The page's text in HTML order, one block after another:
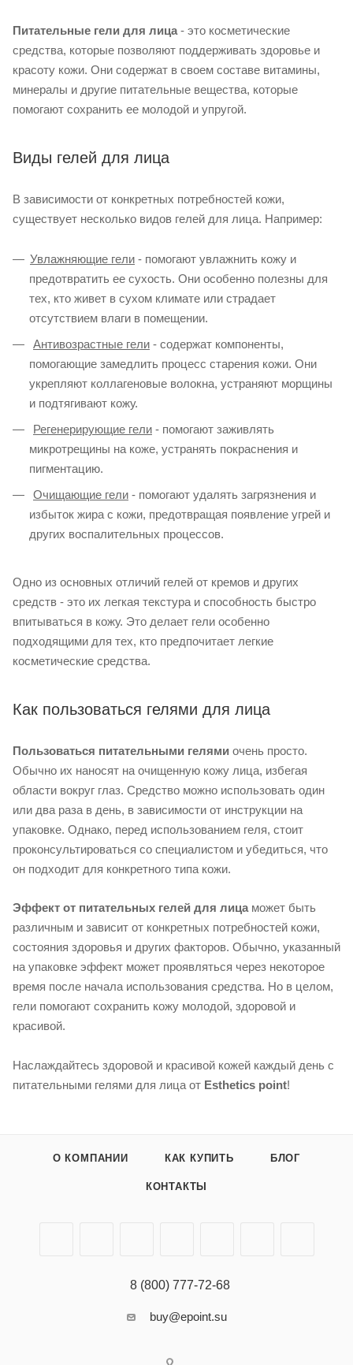
Питательные гели для лица - это косметические
средства, которые позволяют поддерживать здоровье и
красоту кожи. Они содержат в своем составе витамины,
минералы и другие питательные вещества, которые
помогают сохранить ее молодой и упругой.
Виды гелей для лица
В зависимости от конкретных потребностей кожи,
существует несколько видов гелей для лица. Например:
Увлажняющие гели - помогают увлажнить кожу и
предотвратить ее сухость. Они особенно полезны для
тех, кто живет в сухом климате или страдает
отсутствием влаги в помещении.
Антивозрастные гели - содержат компоненты,
помогающие замедлить процесс старения кожи. Они
укрепляют коллагеновые волокна, устраняют морщины
и подтягивают кожу.
Регенерирующие гели - помогают заживлять
микротрещины на коже, устранять покраснения и
пигментацию.
Очищающие гели - помогают удалять загрязнения и
избыток жира с кожи, предотвращая появление угрей и
других воспалительных процессов.
Одно из основных отличий гелей от кремов и других
средств - это их легкая текстура и способность быстро
впитываться в кожу. Это делает гели особенно
подходящими для тех, кто предпочитает легкие
косметические средства.
Как пользоваться гелями для лица
Пользоваться питательными гелями очень просто.
Обычно их наносят на очищенную кожу лица, избегая
области вокруг глаз. Средство можно использовать один
или два раза в день, в зависимости от инструкции на
упаковке. Однако, перед использованием геля, стоит
проконсультироваться со специалистом и убедиться, что
он подходит для конкретного типа кожи.
Эффект от питательных гелей для лицаможет быть
различным и зависит от конкретных потребностей кожи,
состояния здоровья и других факторов. Обычно, указанный
на упаковке эффект может проявляться через некоторое
время после начала использования средства. Но в целом,
гели помогают сохранить кожу молодой, здоровой и
красивой.
Наслаждайтесь здоровой и красивой кожей каждый день с
питательными гелями для лица от Esthetics point!
О КОМПАНИИ КАК КУПИТЬ БЛОГ
КОНТАКТЫ
8 (800) 777-72-68
buy@epoint.su